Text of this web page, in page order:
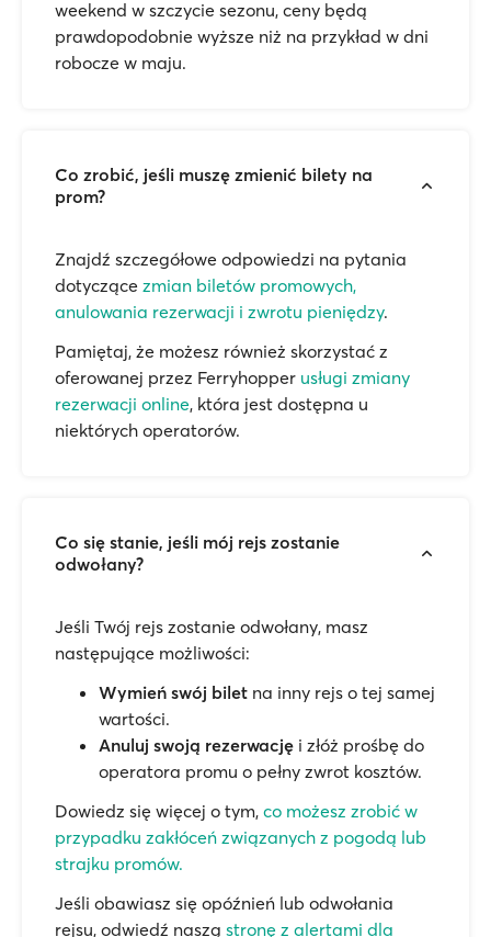
weekend w szczycie sezonu, ceny będą
prawdopodobnie wyższe niż na przykład w dni
robocze w maju.
Co zrobić, jeśli muszę zmienić bilety na
prom?
Znajdź szczegółowe odpowiedzi na pytania
dotyczące zmian biletów promowych,
anulowania rezerwacji i zwrotu pieniędzy.
Pamiętaj, że możesz również skorzystać z
oferowanej przez Ferryhopper usługi zmiany
rezerwacji online, która jest dostępna u
niektórych operatorów.
Co się stanie, jeśli mój rejs zostanie
odwołany?
Jeśli Twój rejs zostanie odwołany, masz
następujące możliwości:
Wymień swój bilet na inny rejs o tej samej
wartości.
Anuluj swoją rezerwację i złóż prośbę do
operatora promu o pełny zwrot kosztów.
Dowiedz się więcej o tym, co możesz zrobić w
przypadku zakłóceń związanych z pogodą lub
strajku promów.
Jeśli obawiasz się opóźnień lub odwołania
rejsu, odwiedź naszą stronę z alertami dla